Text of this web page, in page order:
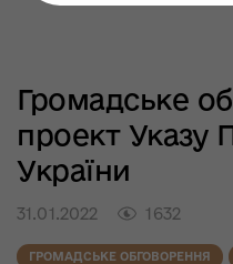
Громадське
проект Указу
України
31.01.2022 1632
ГРОМАДСЬКЕ ОБГОВОРЕННЯ